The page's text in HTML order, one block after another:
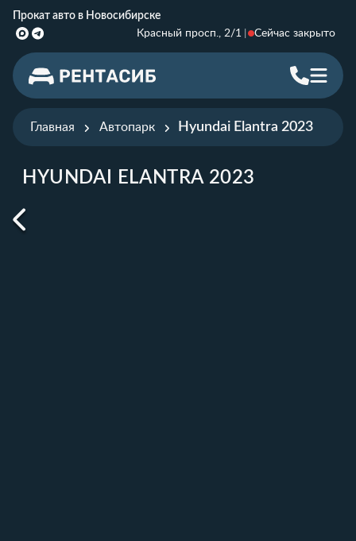
Прокат авто в Новосибирске
Красный просп., 2/1
Сейчас закрыто
Главная Автопарк Hyundai Elantra 2023
HYUNDAI ELANTRA 2023